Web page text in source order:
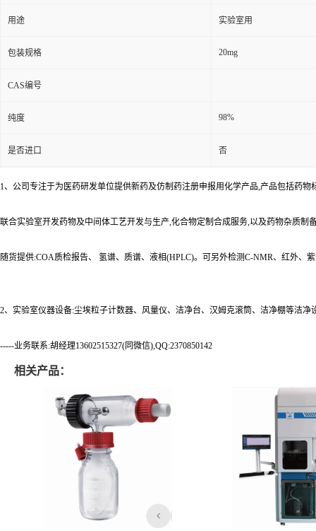
用途 实验室用
包装规格 20mg
CAS编号
纯度 98%
是否进口 否
1、公司专注于为医药研发单位提供新药及仿制药注册申报用化学产品,产品包括药
联合实验室开发药物及中间体工艺开发与生产,化合物定制合成服务,以及药物杂质制
随货提供:COA质检报告、 氢谱、质谱、液相(HPLC)。可另外检测C-NMR、红外、
2、实验室仪器设备:尘埃粒子计数器、风量仪、洁净台、汉姆克滚筒、洁净棚等洁
-----业务联系:胡经理13602515327(同微信),QQ:2370850142
相关产品：